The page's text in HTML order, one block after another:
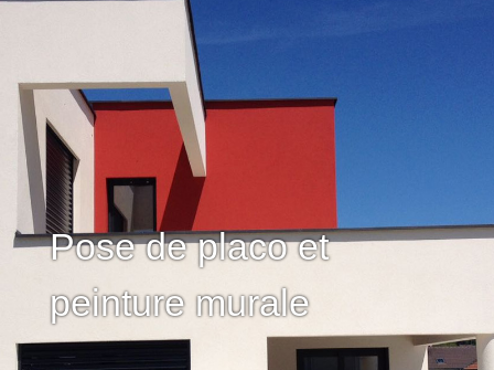
Pose de placo et
peinture murale